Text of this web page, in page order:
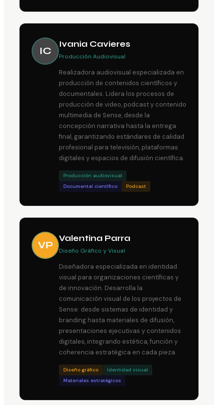
IC
Ivania Cavieres
Producción Audiovisual
Realizadora audiovisual especializada en
producción de contenidos científicos y
documentales. Lidera los procesos de
producción de video, podcast y contenido
multimedia de Sense, desde la
concepción narrativa hasta la entrega
final, garantizando estándares de calidad
profesional para televisión, plataformas
digitales y espacios de difusión científica.
Producción audiovisual
Documental científico
Podcast
VP
Valentina Parra
Diseño Gráfico y Visual
Diseñadora especializada en identidad
visual para organizaciones científicas y
de innovación. Desarrolla la
comunicación visual de los proyectos de
Sense: desde sistemas de identidad y
branding hasta materiales de difusión,
presentaciones ejecutivas y contenidos
digitales, integrando estética, función y
coherencia estratégica en cada pieza.
Diseño gráfico
Identidad visual
Materiales estratégicos